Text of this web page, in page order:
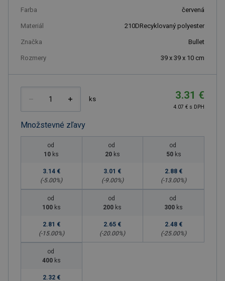
Farba červená
Materiál 210DRecyklovaný polyester
Značka Bullet
Rozmery 39 x 39 x 10 cm
ks 3.31 €
4.07 € s DPH
Množstevné zľavy
od
10 ks
3.14 €
(-5.00%)
od
20 ks
3.01 €
(-9.00%)
od
50 ks
2.88 €
(-13.00%)
od
100 ks
2.81 €
(-15.00%)
od
200 ks
2.65 €
(-20.00%)
od
300 ks
2.48 €
(-25.00%)
od
400 ks
2.32 €